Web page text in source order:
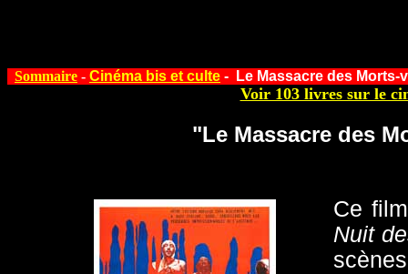
Sommaire - Cinéma bis et culte - Le Massacre des Morts-
Voir 103 livres sur le
"Le Massacre des
Ce
Nuit